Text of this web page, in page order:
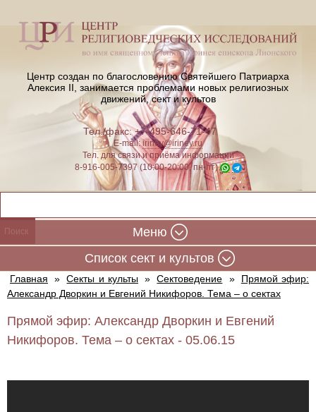
Центр создан по благословению Святейшего Патриарха
Алексия II, занимается проблемами новых религиозных
движений, сект и культов
Тел./факс: +7-495-646-71-47
E-mail:iriney@iriney.ru
Тел. для связи и приёма информации
8-916-005-7397 (10:00-20:00, пн-пт)
Меню
Cписок сект и культов
Главная » Секты и культы » Сектоведение »
Прямой эфир:
Александр Дворкин и Евгений Никифоров. Тема – о сектах
Прямой эфир: Александр Дворкин и Евгений
Никифоров. Тема – о сектах - 05.06.15